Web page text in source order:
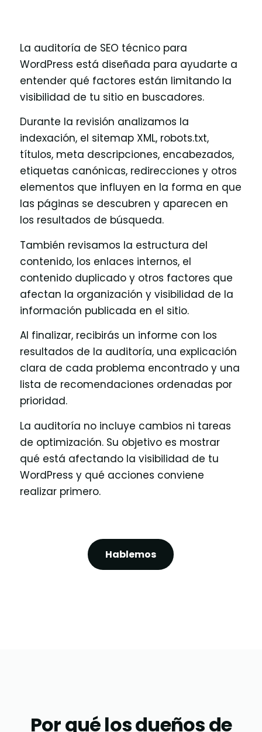
La auditoría de SEO técnico para
WordPress está diseñada para ayudarte a
entender qué factores están limitando la
visibilidad de tu sitio en buscadores.
Durante la revisión analizamos la
indexación, el sitemap XML, robots.txt,
títulos, meta descripciones, encabezados,
etiquetas canónicas, redirecciones y otros
elementos que influyen en la forma en que
las páginas se descubren y aparecen en
los resultados de búsqueda.
También revisamos la estructura del
contenido, los enlaces internos, el
contenido duplicado y otros factores que
afectan la organización y visibilidad de la
información publicada en el sitio.
Al finalizar, recibirás un informe con los
resultados de la auditoría, una explicación
clara de cada problema encontrado y una
lista de recomendaciones ordenadas por
prioridad.
La auditoría no incluye cambios ni tareas
de optimización. Su objetivo es mostrar
qué está afectando la visibilidad de tu
WordPress y qué acciones conviene
realizar primero.
Hablemos
Por qué los dueños de